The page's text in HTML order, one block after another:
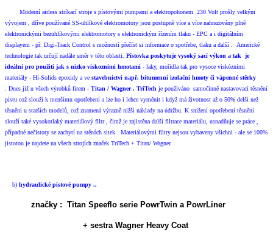
Moderní airless stríkací stroje s pístovými pumpami a elektropohonem 230 Volt prošly velkým
vývojem , dříve používané SS-uhlíkové elektromotory jsou postupně více a více nahrazovány plně
elektronickými bezuhlíkovými elektromotory s elektronickým řízením tlaku - EPC a i digitálním
displayem - př. Digi-Track Control s možností přečíst si informace o spotřebe, tlaku a další . Americké
technologie tak určují nadále směr v této oblasti. Pístovka poskytuje vysoký sací výkon a tak je
ideální pro použití jak s nizko viskozními hmotami - laky, mořidla tak pro vysoce viskózními
materiály - Hi-Solids epoxidy a ve stavebnictví např. bitumenní izolační hmoty či vápenné stěrky
. Dnes již u všech výrobků firem - Titan / Wagner , TriTech je používáno samočinně nastavovací těsnění
pístu což slouží k menšímu opotřebení a lze ho i lehce vyměnit i když má životnost až o 50% delší než
těsnění u starších modelů, což znamená výrazně nižší náklady na údržbu. K snižení opotřebení těsnění
slouží také vysokotlaký materiálový filtr , čimž je zajistěna další filtrace materiálu, usnadňuje se práce ,
případné nečistoty se zachytí na stěnách sitek . Materiálovými filtry nejsou vybaveny všichni - ale se 100%
jistotou je najdete na všech strojích značek TriTech + Titan/ Wagner.
b) hydraulické pístové pumpy ..
značky : Titan Speeflo serie PowrTwin a PowrLiner
+ sestra Wagner Heavy Coat